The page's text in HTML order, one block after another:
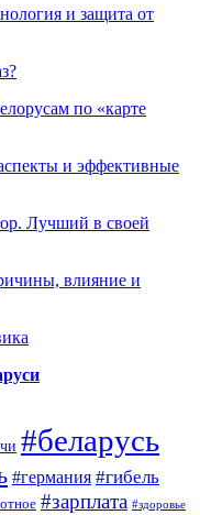
и защита от
по «карте
и эффективные
Лучший в своей
влияние и
#беларусь
#германия #гибель
#зарплата #здоровье